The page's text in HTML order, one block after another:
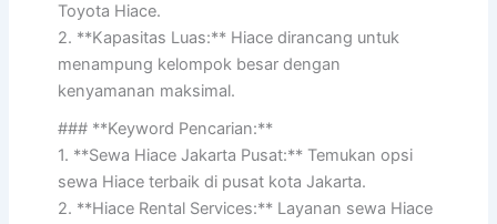
Toyota Hiace.
2. **Kapasitas Luas:** Hiace dirancang untuk
menampung kelompok besar dengan
kenyamanan maksimal.
### **Keyword Pencarian:**
1. **Sewa Hiace Jakarta Pusat:** Temukan opsi
sewa Hiace terbaik di pusat kota Jakarta.
2. **Hiace Rental Services:** Layanan sewa Hiace